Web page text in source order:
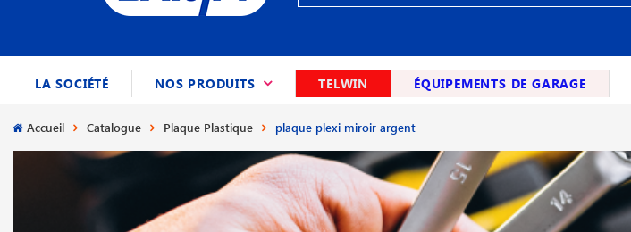
LA SOCIÉTÉ NOS PRODUITS (CURRENT)TELWIN ÉQUIPEMENTS DE GARAGE
Accueil Catalogue Plaque Plastique plaque plexi miroir argent